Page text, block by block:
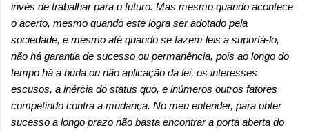
invés de trabalhar para o futuro. Mas mesmo quando acontece
o acerto, mesmo quando este logra ser adotado pela
sociedade, e mesmo até quando se fazem leis a suportá-lo,
não há garantia de sucesso ou permanência, pois ao longo do
tempo há a burla ou não aplicação da lei, os interesses
escusos, a inércia do status quo, e inúmeros outros fatores
competindo contra a mudança. No meu entender, para obter
sucesso a longo prazo não basta encontrar a porta aberta do